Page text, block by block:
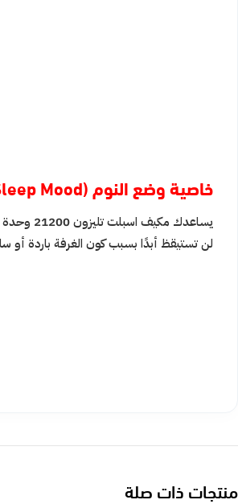
خاصية وضع النوم (Sleep Mood)
لن تستيقظ أبدًا بسبب كون الغرفة باردة أو
منتجات ذات صلة